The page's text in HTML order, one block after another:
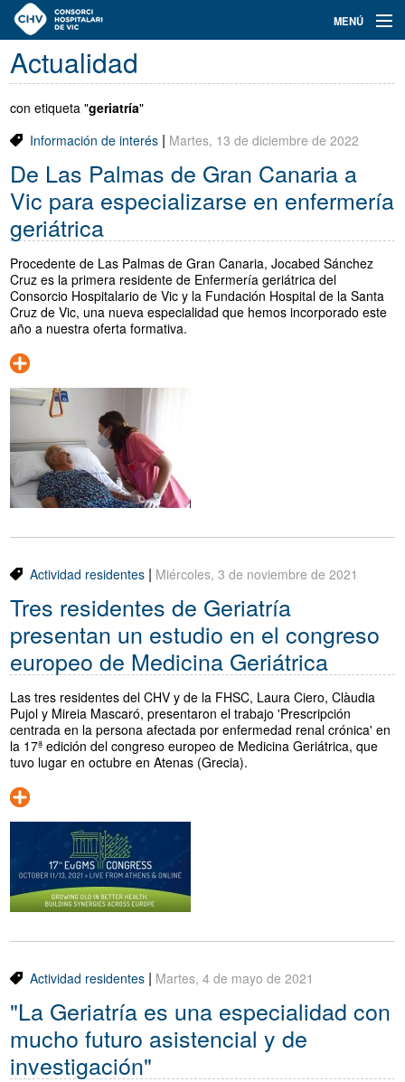
Navegación
principal
MENÚ
Actualidad
Conoce el Consorci
Especialidades
Oferta de plazas
Ser residente
Contacto
Buscador
Traductor
Segueix-nos:
Actualidad
con etiqueta "geriatría"
Información de interés| Martes, 13 de diciembre de 2022
De Las Palmas de Gran Canaria a
Vic para especializarse en enfermería
geriátrica
Procedente de Las Palmas de Gran Canaria, Jocabed Sánchez
Cruz es la primera residente de Enfermería geriátrica del
Consorcio Hospitalario de Vic y la Fundación Hospital de la Santa
Cruz de Vic, una nueva especialidad que hemos incorporado este
año a nuestra oferta formativa.
Actividad residentes| Miércoles, 3 de noviembre de 2021
Tres residentes de Geriatría
presentan un estudio en el congreso
europeo de Medicina Geriátrica
Las tres residentes del CHV y de la FHSC, Laura Ciero, Clàudia
Pujol y Mireia Mascaró, presentaron el trabajo 'Prescripción
centrada en la persona afectada por enfermedad renal crónica' en
la 17ª edición del congreso europeo de Medicina Geriátrica, que
tuvo lugar en octubre en Atenas (Grecia).
Actividad residentes| Martes, 4 de mayo de 2021
"La Geriatría es una especialidad con
mucho futuro asistencial y de
investigación"